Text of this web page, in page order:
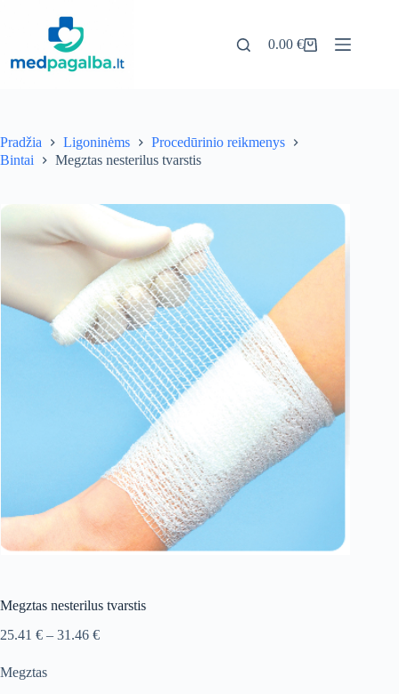
Pirkinių
0.00€
Pradžia Ligoninėms
Procedūrinio reikmenys
Bintai
Megztas nesterilus tvarstis
Megztas nesterilus tvarstis
25.41 € – 31.46 €Price
Megztas